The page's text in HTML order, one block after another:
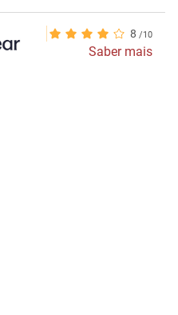
8
Saber mais